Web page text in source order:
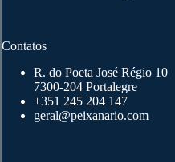
Contatos
R. do Poeta José Régio 10
7300-204 Portalegre
+351 245 204 147
geral@peixanario.com